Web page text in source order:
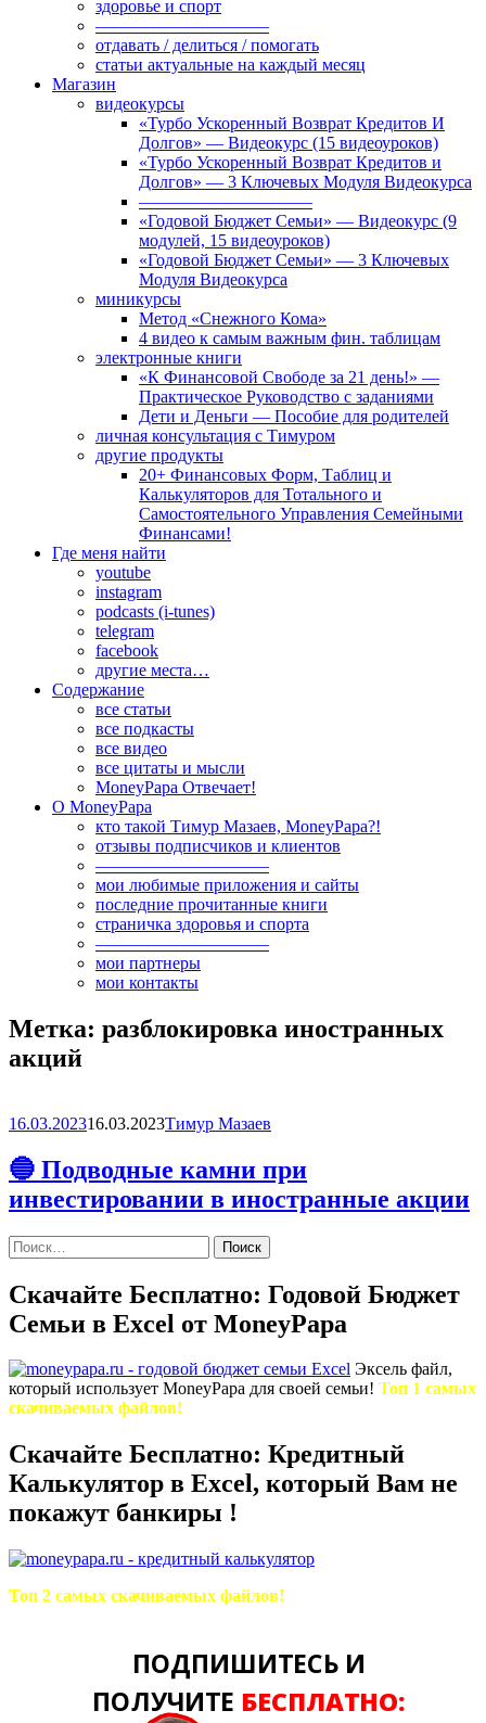
здоровье и спорт
——————————
отдавать / делиться / помогать
статьи актуальные на каждый месяц
Магазин
видеокурсы
«Турбо Ускоренный Возврат Кредитов И
Долгов» — Видеокурс (15 видеоуроков)
«Турбо Ускоренный Возврат Кредитов и
Долгов» — 3 Ключевых Модуля Видеокурса
——————————
«Годовой Бюджет Семьи» — Видеокурс (9
модулей, 15 видеоуроков)
«Годовой Бюджет Семьи» — 3 Ключевых
Модуля Видеокурса
миникурсы
Метод «Снежного Кома»
4 видео к самым важным фин. таблицам
электронные книги
«К Финансовой Свободе за 21 день!» —
Практическое Руководство с заданиями
Дети и Деньги — Пособие для родителей
личная консультация с Тимуром
другие продукты
20+ Финансовых Форм, Таблиц и
Калькуляторов для Тотального и
Самостоятельного Управления Семейными
Финансами!
Где меня найти
youtube
instagram
podcasts (i-tunes)
telegram
facebook
другие места…
Содержание
все статьи
все подкасты
все видео
все цитаты и мысли
MoneyPapa Отвечает!
О MoneyPapa
кто такой Тимур Мазаев, MoneyPapa?!
отзывы подписчиков и клиентов
——————————
мои любимые приложения и сайты
последние прочитанные книги
страничка здоровья и спорта
——————————
мои партнеры
мои контакты
Метка: разблокировка иностранных
акций
16.03.202316.03.2023Тимур Мазаев
🔵 Подводные камни при
инвестировании в иностранные акции
Найти:
Скачайте Бесплатно: Годовой Бюджет
Семьи в Excel от MoneyPapa
Эксель файл,
который использует MoneyPapa для своей семьи! Топ 1 самых
скачиваемых файлов!
Скачайте Бесплатно: Кредитный
Калькулятор в Excel, который Вам не
покажут банкиры !
Топ 2 самых скачиваемых файлов!
ПОДПИШИТЕСЬ И
ПОЛУЧИТЕ БЕСПЛАТНО: